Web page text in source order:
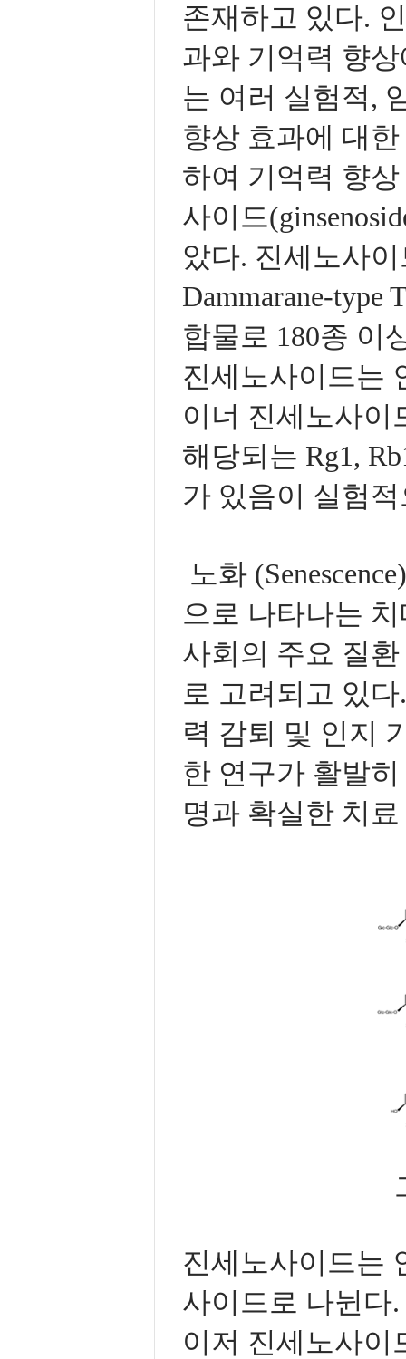
존재하고 있다.
과와 기억력 향
는 여러 실험적,
향상 효과에 대
하여 기억력 향
사이드
았다. 진세노사
Dammarane-type
합물로 180종 이
진세노사이드는
이너 진세노사이
해당되는 Rg1,
가 있음이 실험
노화
으로 나타나는
사회의 주요 질
로 고려되고 있
력 감퇴 및 인지
한 연구가 활발
명과 확실한 치
진세노사이드는
사이드로 나뉜다.
이저 진세노사이